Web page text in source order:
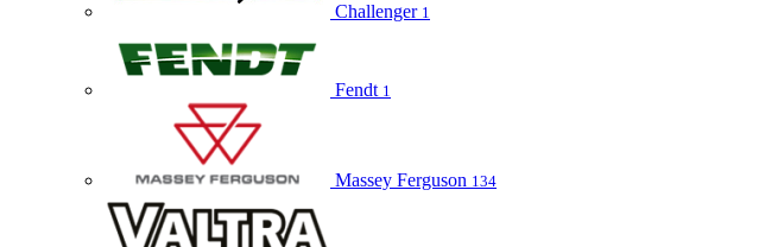
Challenger 1
Fendt 1
Massey Ferguson 134